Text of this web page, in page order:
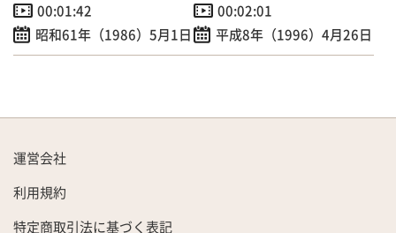
00:01:42
昭和61年（1986）5月1日
00:02:01
平成8年（1996）4月26日
運営会社
利用規約
特定商取引法に基づく表記